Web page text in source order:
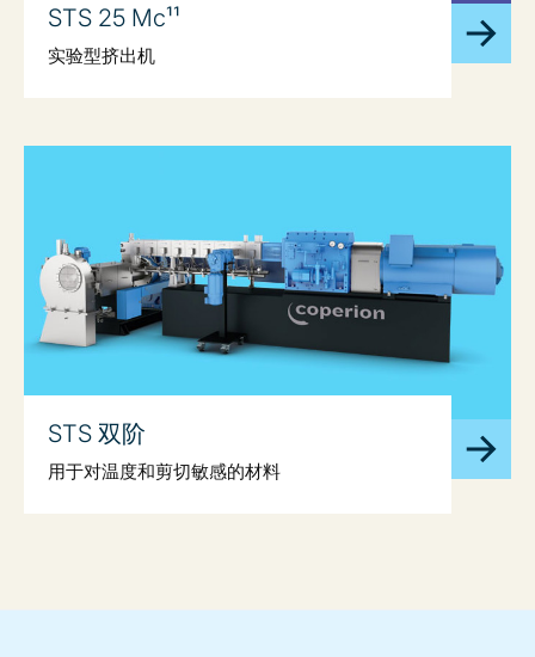
STS 25 Mc¹¹
实验型挤出机
STS 双阶
用于对温度和剪切敏感的材料